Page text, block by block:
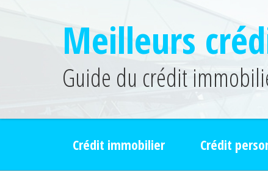
Meilleurs
Guide du crédit
Crédit immobilier Crédit